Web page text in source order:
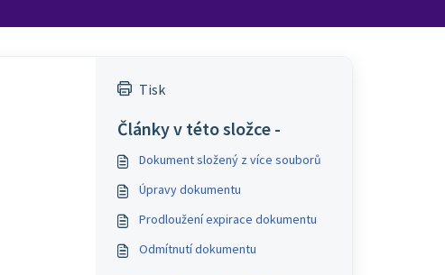
Tisk
Články v této složce -
Dokument složený z více souborů
Úpravy dokumentu
Prodloužení expirace dokumentu
Odmítnutí dokumentu